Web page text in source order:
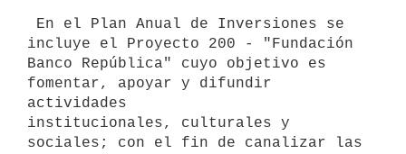
incluye el Proyecto 200 - "Fundación
Banco República" cuyo objetivo es
fomentar, apoyar y difundir
actividades
institucionales, culturales y
sociales; con el fin de canalizar las